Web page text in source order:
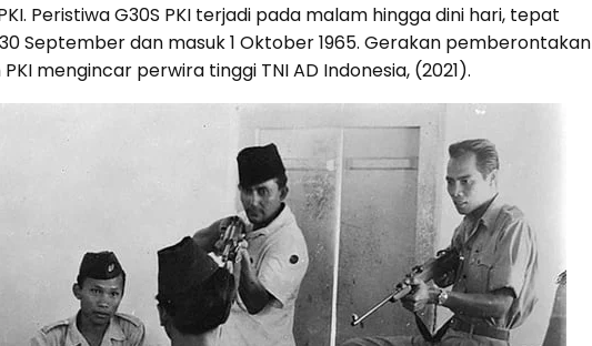
Peristiwa G30S PKI terjadi pada malam hingga dini hari, tepat
September dan masuk 1 Oktober 1965. Gerakan pemberontakan
mengincar perwira tinggi TNI AD Indonesia, (2021).